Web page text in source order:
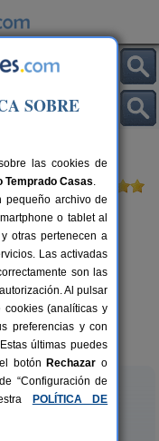
10-12 pers.
desde27 €
SOBRE
las cookies de
Temprado Casas.
pequeño archivo de
o tablet al
otras pertenecen a
Las activadas
son las
Al pulsar
(analíticas y
preferencias y con
últimas puedes
botón Rechazar o
“Configuración de
POLÍTICA DE